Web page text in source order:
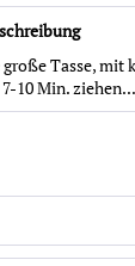
Tasse, mit
10 Min. ziehen...